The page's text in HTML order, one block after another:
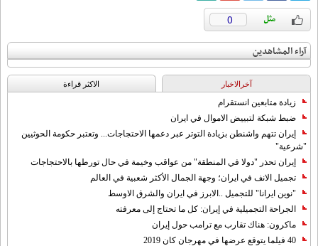
0
آراء المشاهدين
آخرالاخبار الاکثر قراءة
زيادة متابعين انستقرام
ضبط شبكة لتبييض الاموال في ايران
إيران تتهم واشنطن بزيادة التوتر عبر دعمها الاحتجاجات... وتعتبر حكومة الحوثيين
"شرعية"
إيران تحذر "دولا في المنطقة" من عواقب وخيمة في حال تورطها بالاحتجاجات
تجميل الانف في ايران؛ وجهة الجمال الأكثر شعبية في العالم
"نوين ايرانا" للتجميل ..الابرز في ايران والشرق الاوسط
الجراحة التجميلية في إيران: كل ما تحتاج إلى معرفته
ماكرون: هناك تقارب مع ترامب حول إيران
40 فيلما يتوقع عرضها في مهرجان كان 2019